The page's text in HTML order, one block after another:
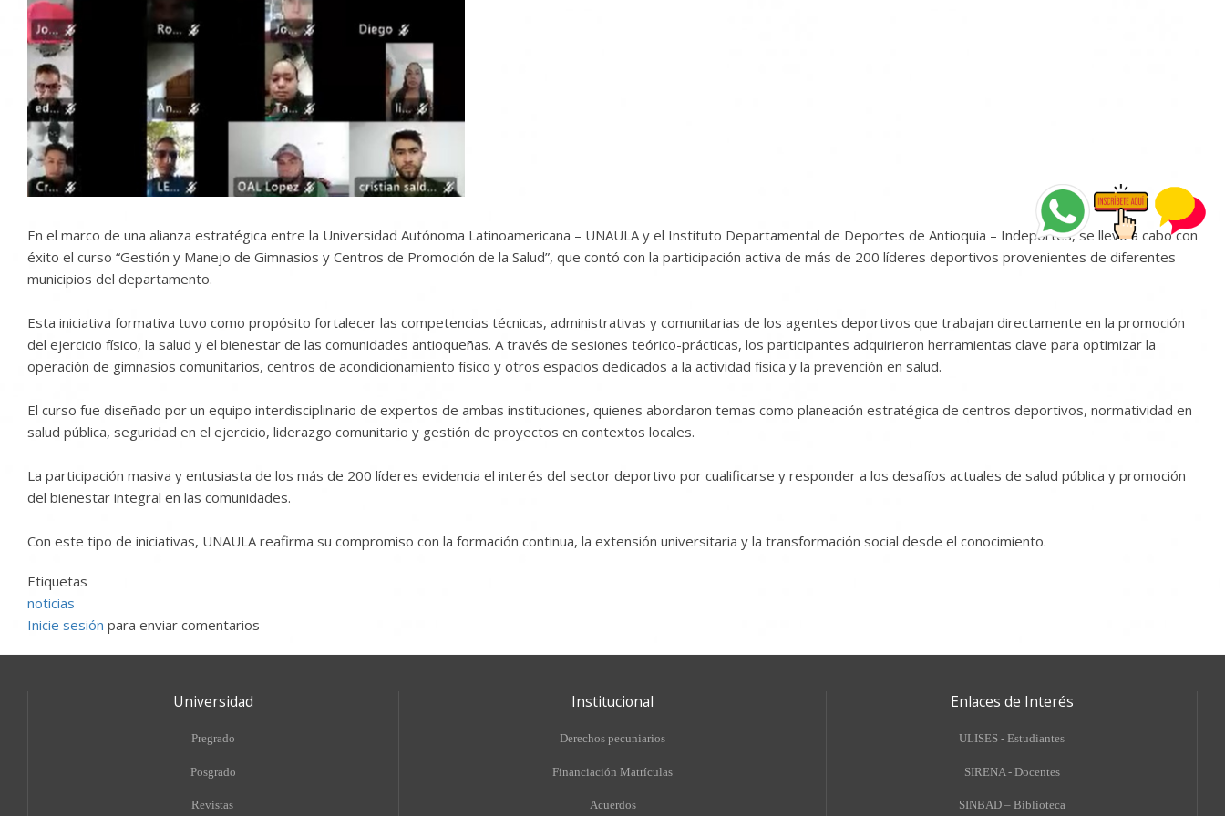
En el marco de una alianza estratégica entre la Universidad Autónoma Latinoamericana – UNAULA y el Instituto Departamental de Deportes de Antioquia – Indeportes, se llevó a cabo con
éxito el curso “Gestión y Manejo de Gimnasios y Centros de Promoción de la Salud”, que contó con la participación activa de más de 200 líderes deportivos provenientes de diferentes
municipios del departamento.
Esta iniciativa formativa tuvo como propósito fortalecer las competencias técnicas, administrativas y comunitarias de los agentes deportivos que trabajan directamente en la promoción
del ejercicio físico, la salud y el bienestar de las comunidades antioqueñas. A través de sesiones teórico-prácticas, los participantes adquirieron herramientas clave para optimizar la
operación de gimnasios comunitarios, centros de acondicionamiento físico y otros espacios dedicados a la actividad física y la prevención en salud.
El curso fue diseñado por un equipo interdisciplinario de expertos de ambas instituciones, quienes abordaron temas como planeación estratégica de centros deportivos, normatividad en
salud pública, seguridad en el ejercicio, liderazgo comunitario y gestión de proyectos en contextos locales.
La participación masiva y entusiasta de los más de 200 líderes evidencia el interés del sector deportivo por cualificarse y responder a los desafíos actuales de salud pública y promoción
del bienestar integral en las comunidades.
Con este tipo de iniciativas, UNAULA reafirma su compromiso con la formación continua, la extensión universitaria y la transformación social desde el conocimiento.
Etiquetas
noticias
Inicie sesión para enviar comentarios
Universidad
Pregrado
Posgrado
Revistas
Institucional
Derechos pecuniarios
Financiación Matrículas
Acuerdos
Enlaces de Interés
ULISES - Estudiantes
SIRENA - Docentes
SINBAD – Biblioteca